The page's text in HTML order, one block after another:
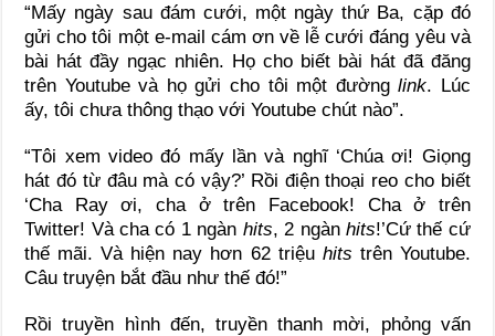
“Mấy ngày sau đám cưới, một ngày thứ Ba, cặp đó
gửi cho tôi một e-mail cám ơn về lễ cưới đáng yêu và
bài hát đầy ngạc nhiên. Họ cho biết bài hát đã đăng
trên Youtube và họ gửi cho tôi một đườnglink. Lúc
ấy, tôi chưa thông thạo với Youtube chút nào”.
“Tôi xem video đó mấy lần và nghĩ ‘Chúa ơi! Giọng
hát đó từ đâu mà có vậy?’ Rồi điện thoại reo cho biết
‘Cha Ray ơi, cha ở trên Facebook! Cha ở trên
Twitter! Và cha có 1 ngàn hits, 2 ngàn hits!’Cứ thế cứ
thế mãi. Và hiện nay hơn 62 triệu hits trên Youtube.
Câu truyện bắt đầu như thế đó!”
Rồi truyền hình đến, truyền thanh mời, phỏng vấn